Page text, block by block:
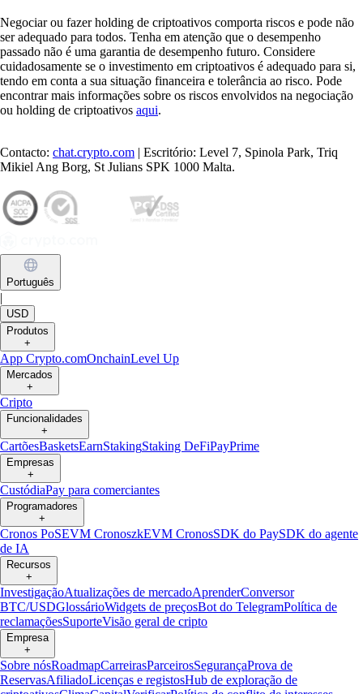
Negociar ou fazer holding de criptoativos comporta riscos e pode não
ser adequado para todos. Tenha em atenção que o desempenho
passado não é uma garantia de desempenho futuro. Considere
cuidadosamente se o investimento em criptoativos é adequado para si,
tendo em conta a sua situação financeira e tolerância ao risco. Pode
encontrar mais informações sobre os riscos envolvidos na negociação
ou holding de criptoativos aqui.
Contacto: chat.crypto.com | Escritório: Level 7, Spinola Park, Triq
Mikiel Ang Borg, St Julians SPK 1000 Malta.
Português
|
USD
Produtos
+
App Crypto.comOnchainLevel Up
Mercados
+
Cripto
Funcionalidades
+
CartõesBasketsEarnStakingStaking DeFiPayPrime
Empresas
+
CustódiaPay para comerciantes
Programadores
+
Cronos PoSEVM CronoszkEVM CronosSDK do PaySDK do agente
de IA
Recursos
+
InvestigaçãoAtualizações de mercadoAprenderConversor
BTC/USDGlossárioWidgets de preçosBot do TelegramPolítica de
reclamaçõesSuporteVisão geral de cripto
Empresa
+
Sobre nósRoadmapCarreirasParceirosSegurançaProva de
ReservasAfiliadoLicenças e registosHub de exploração de